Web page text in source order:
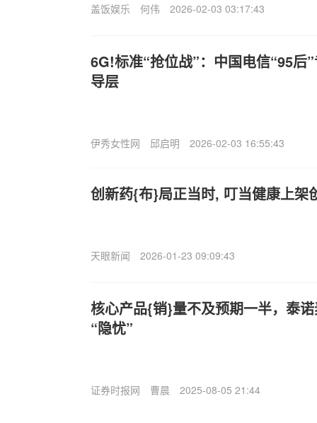
盖饭娱乐 何伟 2026-02-03 03:17:43
6G!标准“抢位战”：中国电信“95后
导层
伊秀女性网 邱启明 2026-02-03 16:55:43
创新药{布}局正当时, 叮当健康上架
天眼新闻 2026-01-23 09:09:43
核心产品{销}量不及预期一半，泰
“隐忧”
证券时报网 曹晨 2025-08-05 21:44